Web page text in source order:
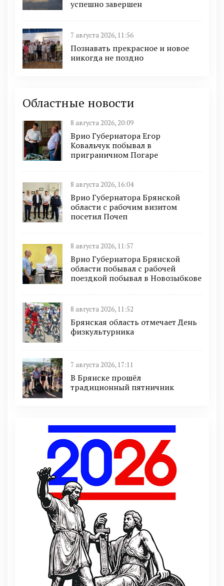
успешно завершен
7 августа 2026, 11:56
Познавать прекрасное и новое
никогда не поздно
Областные новости
8 августа 2026, 20:09
Врио Губернатора Егор
Ковальчук побывал в
приграничном Погаре
8 августа 2026, 16:04
Врио Губернатора Брянской
области с рабочим визитом
посетил Почеп
8 августа 2026, 11:57
Врио Губернатора Брянской
области побывал с рабочей
поездкой побывал в Новозыбкове
8 августа 2026, 11:52
Брянская область отмечает День
физкультурника
7 августа 2026, 17:11
В Брянске прошёл
традиционный пятничник